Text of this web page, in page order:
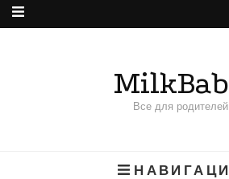
Все для родителей